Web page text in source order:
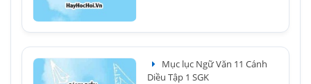
Mục lục Ngữ Văn 11 Cánh
Diều Tập 1 SGK